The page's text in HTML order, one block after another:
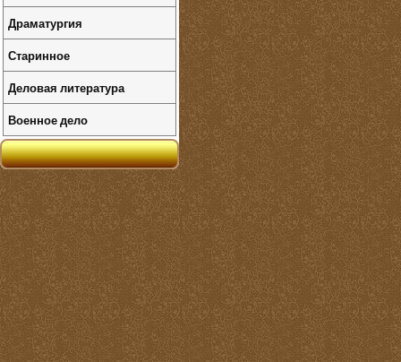
Драматургия
Старинное
Деловая литература
Военное дело